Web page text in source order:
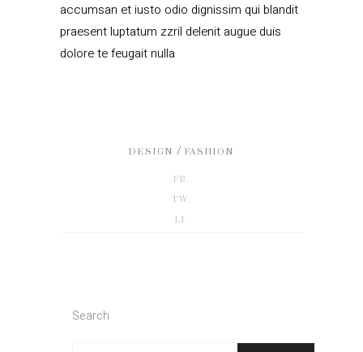
accumsan et iusto odio dignissim qui blandit
praesent luptatum zzril delenit augue duis
dolore te feugait nulla
DESIGN / FASHION
FB.
TW.
LI.
Search